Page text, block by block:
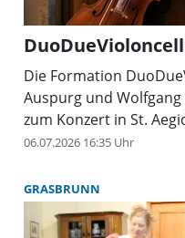
Die Formation
Auspurg und
zum Konzert in St.
06.07.2026 16:35 Uhr
GRASBRUNN